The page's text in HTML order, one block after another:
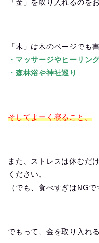
「金」を取り入れるのを
「木」は木のページでも
・マッサージやヒーリン
・森林浴や神社巡り
そしてよーく寝ること。
また、ストレスは休むだ
ください。
（でも、食べすぎはNGで
でもって、金を取り入れ